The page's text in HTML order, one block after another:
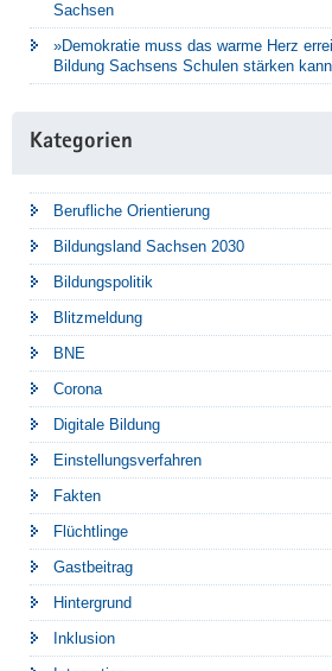
Sachsen
»Demokratie muss das warme Herz
Bildung Sachsens Schulen stärken kann
Kategorien
Berufliche Orientierung
Bildungsland Sachsen 2030
Bildungspolitik
Blitzmeldung
BNE
Corona
Digitale Bildung
Einstellungsverfahren
Fakten
Flüchtlinge
Gastbeitrag
Hintergrund
Inklusion